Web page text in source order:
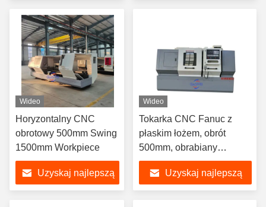
Wideo
Horyzontalny CNC
obrotowy 500mm Swing
1500mm Workpiece
Uzyskaj najlepszą
Wideo
Tokarka CNC Fanuc z
płaskim łożem, obrót
500mm, obrabiany
przedmiot 1500mm
Uzyskaj najlepszą